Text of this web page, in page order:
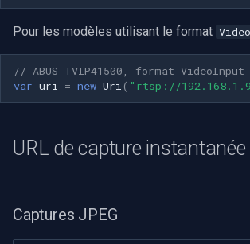
Pour les modèles utilisant le format
// ABUS TVIP41500, format VideoInput
var uri = new Uri ( "rtsp://
URL de capture
Captures JPEG